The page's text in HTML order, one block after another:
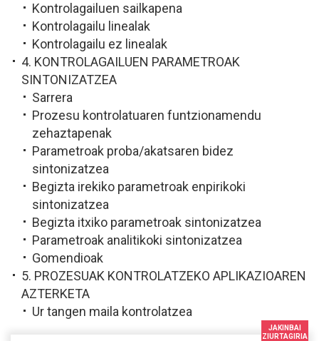
Kontrolagailuen sailkapena
Kontrolagailu linealak
Kontrolagailu ez linealak
4. KONTROLAGAILUEN PARAMETROAK
SINTONIZATZEA
Sarrera
Prozesu kontrolatuaren funtzionamendu
zehaztapenak
Parametroak proba/akatsaren bidez
sintonizatzea
Begizta irekiko parametroak enpirikoki
sintonizatzea
Begizta itxiko parametroak sintonizatzea
Parametroak analitikoki sintonizatzea
Gomendioak
5. PROZESUAK KONTROLATZEKO APLIKAZIOAREN
AZTERKETA
Ur tangen maila kontrolatzea
JAKINBAI
ZIURTAGIRIA